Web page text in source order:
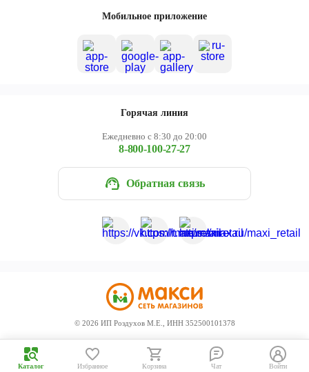
Мобильное приложение
Горячая линия
Ежедневно с 8:30 до 20:00
8-800-100-27-27
Обратная связь
© 2026 ИП Роздухов М.Е., ИНН 352500101378
Каталог Избранное Корзина Чат Войти